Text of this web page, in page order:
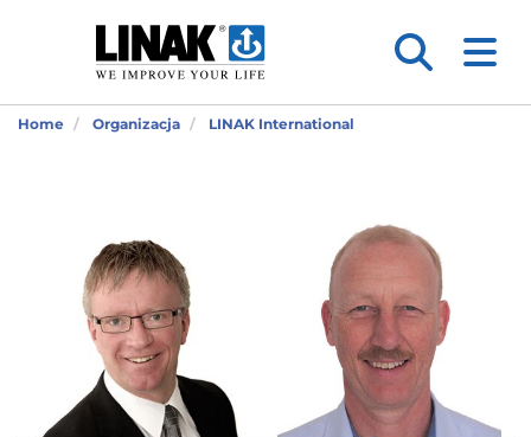
Home Organizacja LINAK International